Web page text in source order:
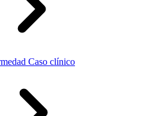
Caso clínico